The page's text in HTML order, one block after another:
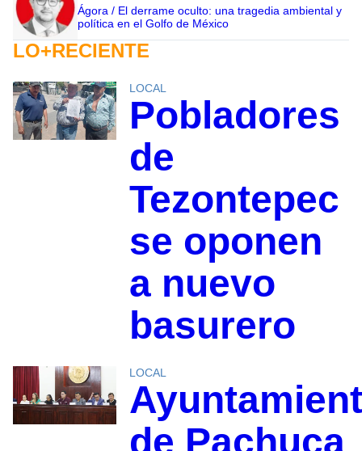
Ágora / El derrame oculto: una tragedia ambiental y
política en el Golfo de México
LO+RECIENTE
LOCAL
Pobladores
de
Tezontepec
se oponen
a nuevo
basurero
LOCAL
de Pachuca